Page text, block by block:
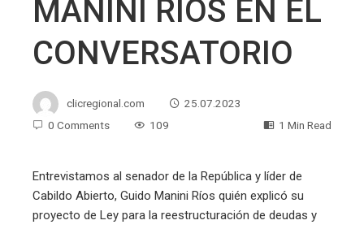
MANINI RÍOS EN EL
CONVERSATORIO
clicregional.com
25.07.2023
0 Comments
109 1 Min Read
Entrevistamos al senador de la República y líder de
Cabildo Abierto, Guido Manini Ríos quién explicó su
proyecto de Ley para la reestructuración de deudas y